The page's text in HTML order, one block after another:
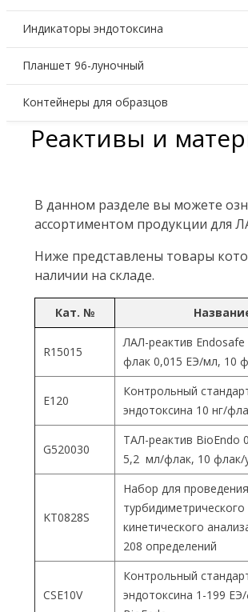
Индикаторы эндотоксина
Планшет 96-луночный
Контейнеры для образцов
Реактивы и
В данном разделе вы можете
ассортиментом продукции для
Ниже представлены товары
наличии на складе.
Кат. №
R15015
ЛАЛ-реактив
флак 0,015 ЕЭ/мл, 10
Е120
Контрольный
эндотоксина 10 нг/
G520030
ТАЛ-реактив BioEndo
5,2 мл/флак, 10 флак/
KT0828S
Набор для проведения
турбидиметрического
кинетического
208 определений
CSE10V
Контрольный
эндотоксина 1-199